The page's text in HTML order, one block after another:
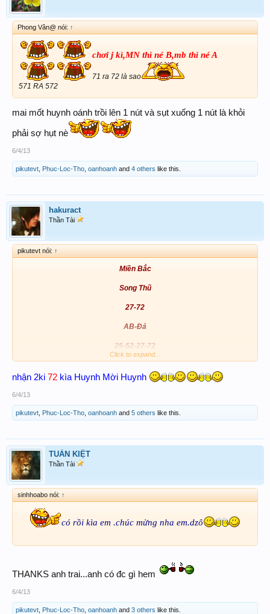
Phong Vân@ nói: ↑
chơi j kì,MN thì né B,mb thì né A
71 ra 72 là sao
571 RA 572
mai mốt huynh oánh trồi lên 1 nút và sụt xuống 1 nút là khỏi
phải sợ hụt nè
6/4/13
pikutevt Phuc-Loc-Tho oanhoanh and 4 others like this.
hakuract
Thần Tài
pikutevt nói: ↑
Miền Bắc
Song Thũ
27-72
AB-Đá
25-52-27-72
Chúc ace xstt big
Click to expand...
nhận 2ki 72 kìa Huynh Mời Huynh
6/4/13
pikutevt Phuc-Loc-Tho oanhoanh and 5 others like this.
TUẤN KIỆT
Thần Tài
sinhhoabo nói: ↑
có rồi kìa em .chúc mừng nha em.dzô
THANKS anh trai...anh có đc gì hem
6/4/13
pikutevt Phuc-Loc-Tho oanhoanh and 3 others like this.